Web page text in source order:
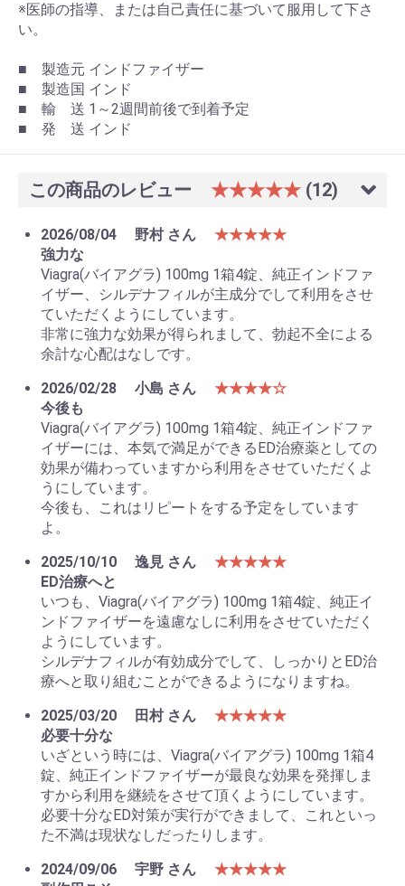
※医師の指導、または自己責任に基づいて服用して下さ
い。
■ 製造元 インドファイザー
■ 製造国 インド
■ 輸 送 1～2週間前後で到着予定
■ 発 送 インド
この商品のレビュー ★★★★★ (12)
2026/08/04 野村 さん
★★★★★
強力な
Viagra(バイアグラ) 100mg 1箱4錠、純正インドファ
イザー、シルデナフィルが主成分でして利用をさせ
ていただくようにしています。
非常に強力な効果が得られまして、勃起不全による
余計な心配はなしです。
2026/02/28
小島 さん
★★★★☆
今後も
Viagra(バイアグラ) 100mg 1箱4錠、純正インドファ
イザーには、本気で満足ができるED治療薬としての
効果が備わっていますから利用をさせていただくよ
うにしています。
今後も、これはリピートをする予定をしています
よ。
2025/10/10
逸見 さん
★★★★★
ED治療へと
いつも、Viagra(バイアグラ) 100mg 1箱4錠、純正イ
ンドファイザーを遠慮なしに利用をさせていただく
ようにしています。
シルデナフィルが有効成分でして、しっかりとED治
療へと取り組むことができるようになりますね。
2025/03/20
田村 さん
★★★★★
必要十分な
いざという時には、Viagra(バイアグラ) 100mg 1箱4
錠、純正インドファイザーが最良な効果を発揮しま
すから利用を継続をさせて頂くようにしています。
必要十分なED対策が実行ができまして、これといっ
た不満は現状なしだったりします。
2024/09/06
宇野 さん
★★★★★